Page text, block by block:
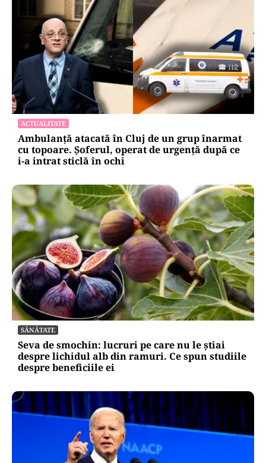
ACTUALITATE
Ambulanță atacată în Cluj de un grup înarmat
cu topoare. Șoferul, operat de urgență după ce
i-a intrat sticlă în ochi
SĂNĂTATE
Seva de smochin: lucruri pe care nu le știai
despre lichidul alb din ramuri. Ce spun studiile
despre beneficiile ei